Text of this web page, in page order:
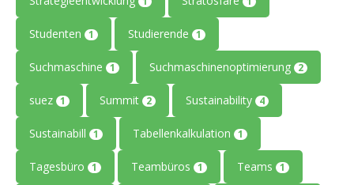
Studenten 1 Studierende 1
Suchmaschine 1 Suchmaschinenoptimierung 2
suez 1 Summit 2 Sustainability 4
Sustainabill 1 Tabellenkalkulation 1
Tagesbüro 1 Teambüros 1 Teams 1